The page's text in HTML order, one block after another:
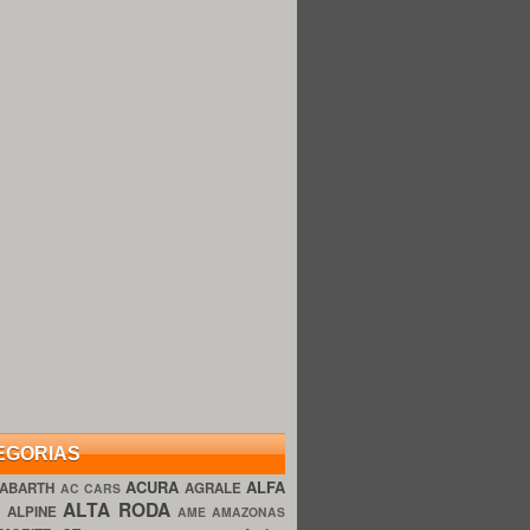
ABARTH AC CARS ACURA AGRALE ALFA
ALPINEALTA RODA AME AMAZONAS